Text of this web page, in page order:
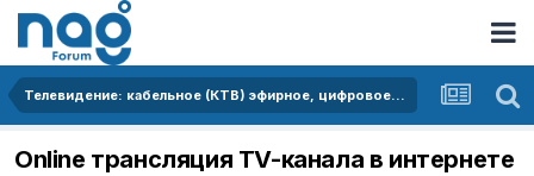
Телевидение: кабельное (КТВ) эфирное, цифровое (DVB), IPTV и OTT
Online трансляция TV-канала в интернете